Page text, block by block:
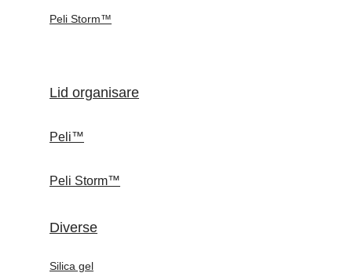
Peli Storm™
Lid organisare
Peli™
Peli Storm™
Diverse
Silica gel